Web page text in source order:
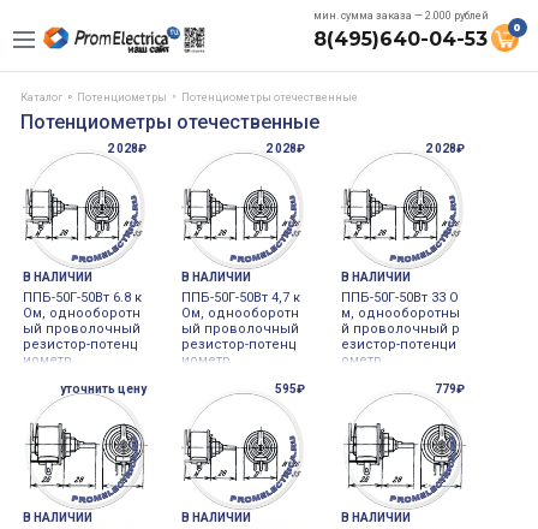
мин. сумма заказа — 2.000 рублей
8(495)640-04-53 0
Каталог Потенциометры Потенциометры отечественные
Потенциометры отечественные
2 028₽
В НАЛИЧИИ
ППБ-50Г-50Вт 6.8 к
Ом, однооборотн
ый проволочный
резистор-потенц
иометр
2 028₽
В НАЛИЧИИ
ППБ-50Г-50Вт 4,7 к
Ом, однооборотн
ый проволочный
резистор-потенц
иометр
2 028₽
В НАЛИЧИИ
ППБ-50Г-50Вт 33 О
м, однооборотны
й проволочный р
езистор-потенци
ометр
уточнить цену
В НАЛИЧИИ
595₽
В НАЛИЧИИ
779₽
В НАЛИЧИИ